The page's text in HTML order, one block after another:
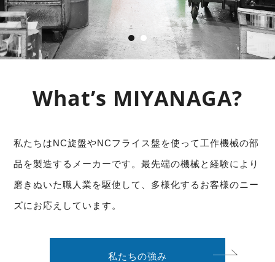
What’s MIYANAGA?
私たちはNC旋盤やNCフライス盤を使って工作機械の部
品を製造するメーカーです。最先端の機械と経験により
磨きぬいた職人業を駆使して、 多様化するお客様のニー
ズにお応えしています。
私たちの強み